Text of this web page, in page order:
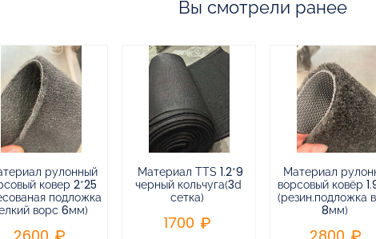
Вы смотрели ранее
рулонный
ковер 2*25
подложка
ворс 6мм)
2600
Материал TTS 1.2*9
черный кольчуга(3d
сетка)
1700
Материал
ворсовый ковёр
(резин.подложка
8мм)
2800